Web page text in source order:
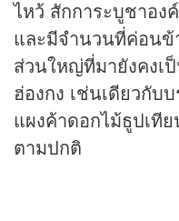
ไหว้ สักการะบูชาอง
และมีจำนวนที่ค่อนข้
ส่วนใหญ่ที่มายังคงเ
ฮ่องกง เช่นเดียวกับ
แผงค้าดอกไม้ธูปเที
ตามปกติ